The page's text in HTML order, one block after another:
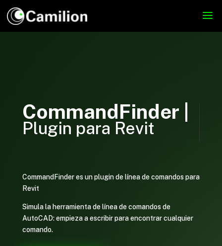
CommandFinder |
Plugin para Revit
CommandFinder es un plugin de línea de comandos para
Revit
Simula la herramienta de línea de comandos de
AutoCAD: empieza a escribir para encontrar cualquier
comando.